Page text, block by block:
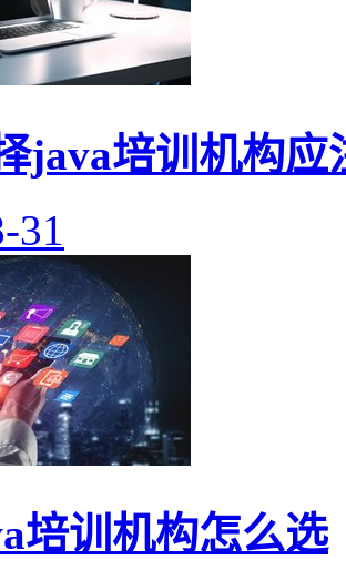
java培训机构应
31
培训机构怎么选